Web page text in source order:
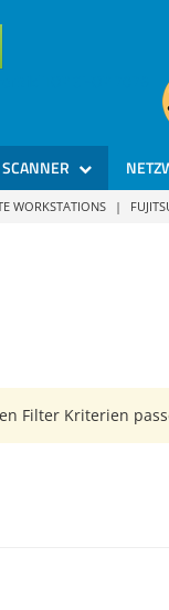
WORKSTATIONS |
Filter Kriterien